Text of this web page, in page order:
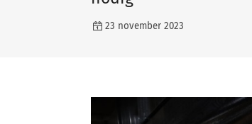
23 november 2023